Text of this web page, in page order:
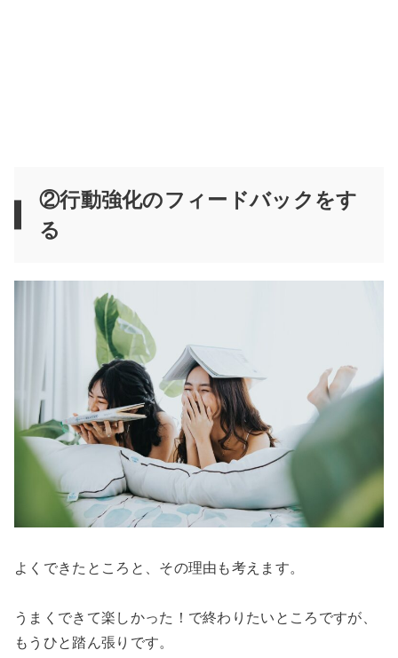
②行動強化のフィードバックをす
る
よくできたところと、その理由も考えます。
うまくできて楽しかった！で終わりたいところですが、
もうひと踏ん張りです。